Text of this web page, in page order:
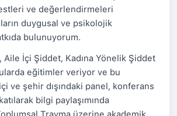
ve değerlendirmeleri
duygusal ve psikolojik
bulunuyorum.
Aile İçi Şiddet, Kadına Yönelik Şiddet
eğitimler veriyor ve bu
ve şehir dışındaki panel, konferans
bilgi paylaşımında